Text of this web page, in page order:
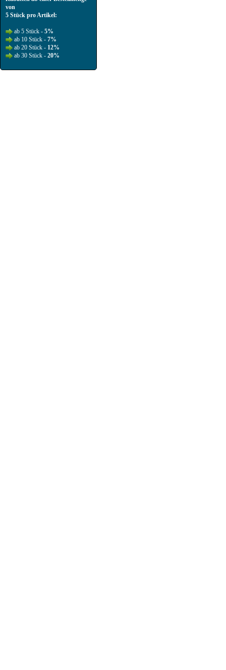
von
5 Stück pro Artikel:
ab 5 Stück - 5%
ab 10 Stück - 7%
ab 20 Stück - 12%
ab 30 Stück - 20%